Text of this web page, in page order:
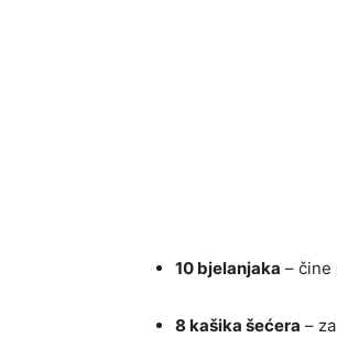
10 bjelanjaka – čine
8 kašika šećera –